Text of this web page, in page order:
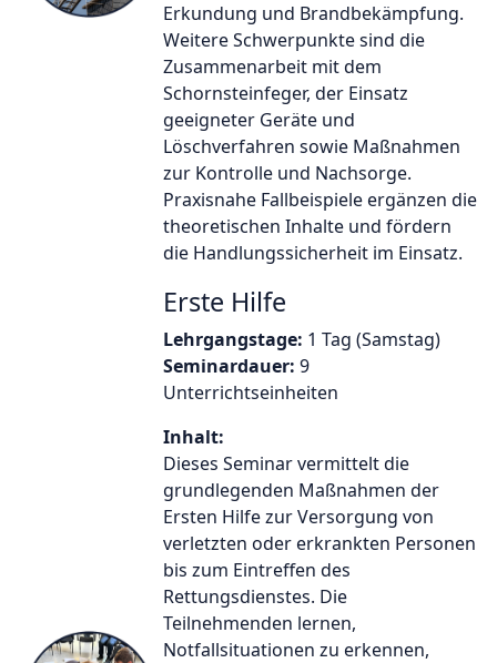
Erkundung und Brandbekämpfung.
Weitere Schwerpunkte sind die
Zusammenarbeit mit dem
Schornsteinfeger, der Einsatz
geeigneter Geräte und
Löschverfahren sowie Maßnahmen
zur Kontrolle und Nachsorge.
Praxisnahe Fallbeispiele ergänzen die
theoretischen Inhalte und fördern
die Handlungssicherheit im Einsatz.
Erste Hilfe
Lehrgangstage: 1 Tag (Samstag)
Seminardauer: 9
Unterrichtseinheiten
Inhalt:
Dieses Seminar vermittelt die
grundlegenden Maßnahmen der
Ersten Hilfe zur Versorgung von
verletzten oder erkrankten Personen
bis zum Eintreffen des
Rettungsdienstes. Die
Teilnehmenden lernen,
Notfallsituationen zu erkennen,